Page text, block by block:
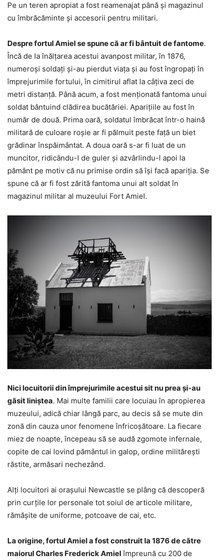
Pe un teren apropiat a fost reamenajat până şi magazinul
cu îmbrăcăminte şi accesorii pentru militari.
Despre fortul Amiel se spune că ar fi bântuit de fantome.
Încă de la înălţarea acestui avanpost militar, în 1876,
numeroşi soldaţi şi-au pierdut viaţa şi au fost îngropaţi în
împrejurimile fortului, în cimitirul aflat la câţiva zeci de
metri distanţă. Până acum, a fost menţionată fantoma unui
soldat bântuind clădirea bucătăriei. Apariţiile au fost în
număr de două. Prima oară, soldatul îmbrăcat într-o haină
militară de culoare roşie ar fi pălmuit peste faţă un biet
grădinar înspăimântat. A doua oară s-ar fi luat de un
muncitor, ridicându-l de guler şi azvârlindu-l apoi la
pământ pe motiv că nu primise ordin să îşi facă apariţia. Se
spune că ar fi fost zărită fantoma unui alt soldat în
magazinul militar al muzeului Fort Amiel.
Nici locuitorii din împrejurimile acestui sit nu prea şi-au
găsit liniştea. Mai multe familii care locuiau în apropierea
muzeului, adică chiar lângă parc, au decis să se mute din
zonă din cauza unor fenomene înfricoşătoare. La fiecare
miez de noapte, începeau să se audă zgomote infernale,
copite de cai lovind pământul in galop, ordine milităreşti
răstite, armăsari nechezând.
Alţi locuitori ai oraşului Newcastle se plâng că descoperă
prin curţile lor personale tot soiul de articole militare,
rămăşite de uniforme, potcoave de cai, etc.
La origine, fortul Amiel a fost construit la 1876 de către
maiorul Charles Frederick Amielîmpreună cu 200 de